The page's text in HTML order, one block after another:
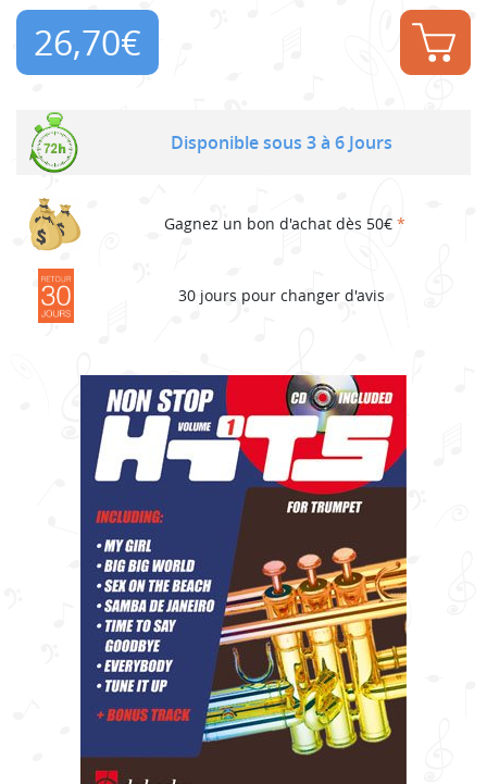
26,70€
Disponible sous 3 à 6 Jours
Gagnez un bon d'achat dès 50€ *
30 jours pour changer d'avis